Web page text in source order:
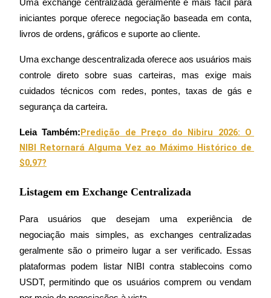
Launchpool
Uma exchange centralizada geralmente é mais fácil para
iniciantes porque oferece negociação baseada em conta,
livros de ordens, gráficos e suporte ao cliente.
Uma exchange descentralizada oferece aos usuários mais
controle direto sobre suas carteiras, mas exige mais
cuidados técnicos com redes, pontes, taxas de gás e
segurança da carteira.
Leia Também: Predição de Preço do Nibiru 2026: O
NIBI Retornará Alguma Vez ao Máximo Histórico de
$0,97?
Listagem em Exchange Centralizada
Para usuários que desejam uma experiência de
negociação mais simples, as exchanges centralizadas
geralmente são o primeiro lugar a ser verificado. Essas
plataformas podem listar NIBI contra stablecoins como
USDT, permitindo que os usuários comprem ou vendam